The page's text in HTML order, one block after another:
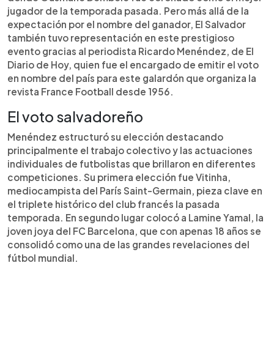
elección, el voto salvadoreño colocó primero a
Vitinha, pieza clave del PSG que conquistó el
triplete, en segundo lugar a la joven estrella del
Barcelona Lamine Yamal, y tercero a Mohamed
Salah del Liverpool. El top cinco se completó con
Raphinha y el propio Dembélé, ganador del
premio. En total, el francés sumó 1,380 puntos,
superando a Yamal (1,059) y a Vitinha (703), en un
resultado divulgado por France Football tras la
ceremonia en París.
jugador de la temporada pasada. Pero más allá de la
expectación por el nombre del ganador, El Salvador
también tuvo representación en este prestigioso
evento gracias al periodista Ricardo Menéndez, de El
Diario de Hoy, quien fue el encargado de emitir el voto
en nombre del país para este galardón que organiza la
revista France Football desde 1956.
El voto salvadoreño
Menéndez estructuró su elección destacando
principalmente el trabajo colectivo y las actuaciones
individuales de futbolistas que brillaron en diferentes
competiciones. Su primera elección fue Vitinha,
mediocampista del París Saint-Germain, pieza clave en
el triplete histórico del club francés la pasada
temporada. En segundo lugar colocó a Lamine Yamal, la
joven joya del FC Barcelona, que con apenas 18 años se
consolidó como una de las grandes revelaciones del
fútbol mundial.